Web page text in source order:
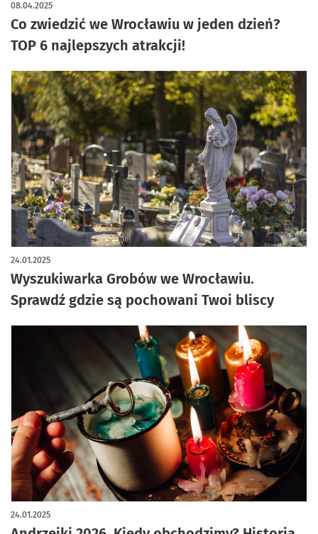
Co zwiedzić we Wrocławiu w jeden dzień?
TOP 6 najlepszych atrakcji!
08.04.2025
Wyszukiwarka Grobów we Wrocławiu.
Sprawdź gdzie są pochowani Twoi bliscy
24.01.2025
24.01.2025